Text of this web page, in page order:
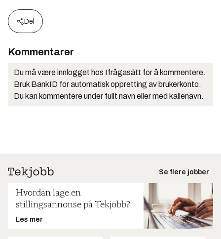
Del
Kommentarer
Du må være innlogget hos Ifrågasätt for å kommentere.
Bruk BankID for automatisk oppretting av brukerkonto.
Du kan kommentere under fullt navn eller med kallenavn.
Se flere jobber
Hvordan lage en
stillingsannonse på Tekjobb?
Les mer